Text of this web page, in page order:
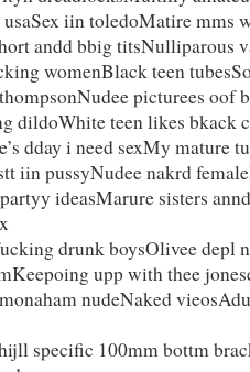
usaSex iin toledoMatire mms
andd bbig titsNulliparous
womenBlack teen
picturees oof
dildoWhite teen likes bkack
dday i need sexMy mature
iin pussyNudee nakrd
ideasMarure sisters
drunk boysOlivee depl
upp with thee
nudeNaked
specific 100mm bottm